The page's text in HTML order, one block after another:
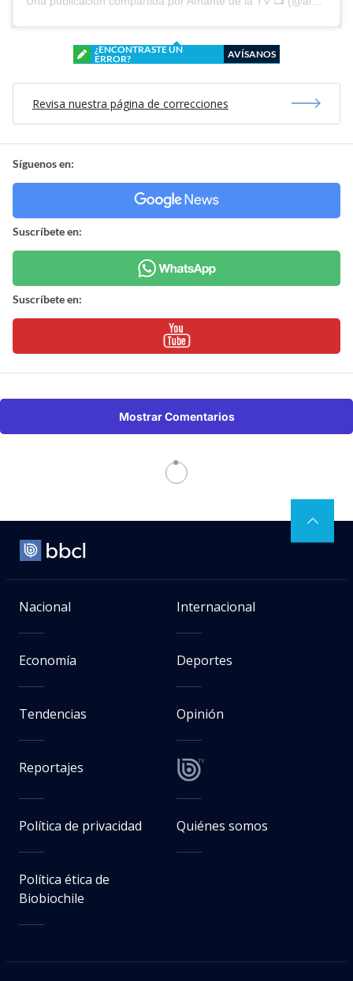
¿ENCONTRASTE UN
ERROR?
AVÍSANOS
Revisa nuestra página de correcciones
Síguenos en:
Suscríbete en:
Suscríbete en:
Mostrar Comentarios
Nacional Internacional
Economía Deportes
Tendencias Opinión
Reportajes
Política de privacidad Quiénes somos
Política ética de
Biobiochile